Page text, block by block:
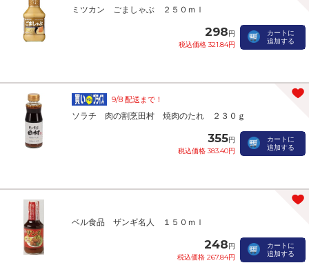
ミツカン ごましゃぶ ２５０ｍｌ
298円
税込価格 321.84円
カートに
追加する
9/8 配送まで！
ソラチ 肉の割烹田村 焼肉のたれ ２３０ｇ
355円
税込価格 383.40円
カートに
追加する
ベル食品 ザンギ名人 １５０ｍｌ
248円
税込価格 267.84円
カートに
追加する